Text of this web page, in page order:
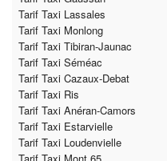
Tarif Taxi Lassales
Tarif Taxi Monlong
Tarif Taxi Tibiran-Jaunac
Tarif Taxi Séméac
Tarif Taxi Cazaux-Debat
Tarif Taxi Ris
Tarif Taxi Anéran-Camors
Tarif Taxi Estarvielle
Tarif Taxi Loudenvielle